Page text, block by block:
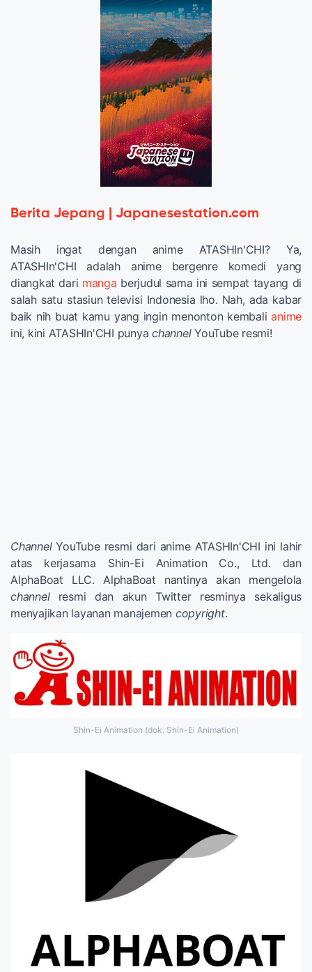
Berita Jepang | Japanesestation.com
Masih ingat dengan anime ATASHIn'CHI? Ya,
ATASHIn'CHI adalah anime bergenre komedi yang
diangkat dari manga berjudul sama ini sempat tayang di
salah satu stasiun televisi Indonesia lho. Nah, ada kabar
baik nih buat kamu yang ingin menonton kembalianime
ini, kini ATASHIn'CHI punya channelYouTube resmi!
ChannelYouTube resmi dari anime ATASHIn'CHI ini lahir
atas kerjasama Shin-Ei Animation Co., Ltd. dan
AlphaBoat LLC. AlphaBoat nantinya akan mengelola
channelresmi dan akun Twitter resminya sekaligus
menyajikan layanan manajemen copyright.
Shin-Ei Animation (dok. Shin-Ei Animation)